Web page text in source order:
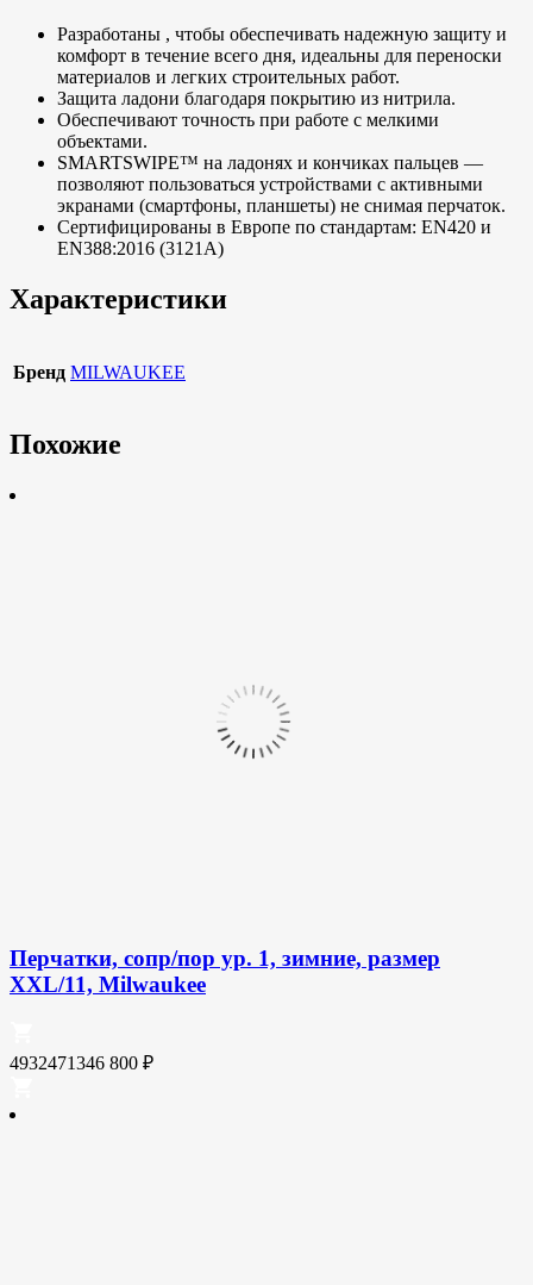
Разработаны , чтобы обеспечивать надежную защиту и
комфорт в течение всего дня, идеальны для переноски
материалов и легких строительных работ.
Защита ладони благодаря покрытию из нитрила.
Обеспечивают точность при работе с мелкими
объектами.
SMARTSWIPE™ на ладонях и кончиках пальцев —
позволяют пользоваться устройствами с активными
экранами (смартфоны, планшеты) не снимая перчаток.
Сертифицированы в Европе по стандартам: EN420 и
EN388:2016 (3121A)
Характеристики
Бренд MILWAUKEE
Похожие
Перчатки, сопр/пор ур. 1, зимние, размер
XXL/11, Milwaukee
4932471346 800 ₽